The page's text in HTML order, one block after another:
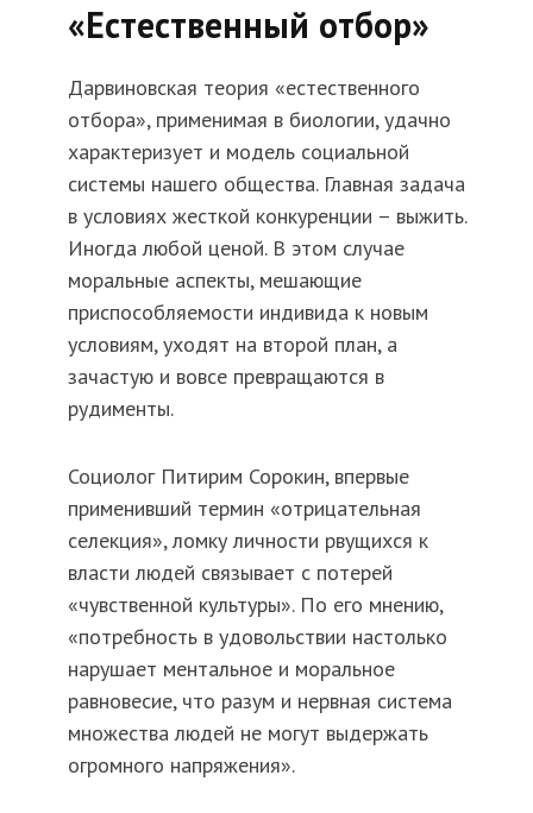
«Естественный отбор»
Дарвиновская теория «естественного
отбора», применимая в биологии, удачно
характеризует и модель социальной
системы нашего общества. Главная задача
в условиях жесткой конкуренции – выжить.
Иногда любой ценой. В этом случае
моральные аспекты, мешающие
приспособляемости индивида к новым
условиям, уходят на второй план, а
зачастую и вовсе превращаются в
рудименты.
Социолог Питирим Сорокин, впервые
применивший термин «отрицательная
селекция», ломку личности рвущихся к
власти людей связывает с потерей
«чувственной культуры». По его мнению,
«потребность в удовольствии настолько
нарушает ментальное и моральное
равновесие, что разум и нервная система
множества людей не могут выдержать
огромного напряжения».